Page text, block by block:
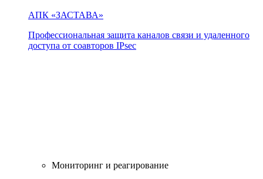
АПК «ЗАСТАВА»
Профессиональная защита каналов связи и удаленного
доступа от соавторов IPsec
Мониторинг и реагирование